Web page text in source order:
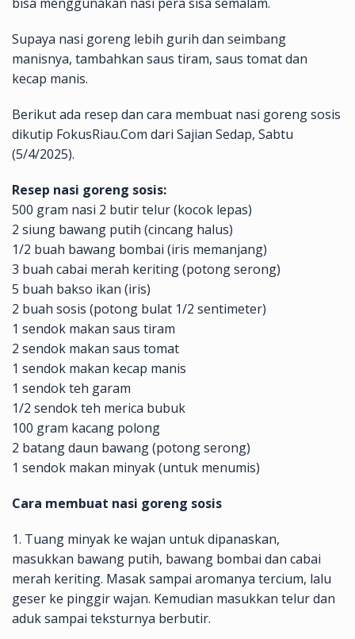
Supaya nasi goreng lebih gurih dan seimbang
manisnya, tambahkan saus tiram, saus tomat dan
kecap manis.
Berikut ada resep dan cara membuat nasi goreng sosis
dikutip FokusRiau.Com dari Sajian Sedap, Sabtu
(5/4/2025).
Resep nasi goreng sosis:
500 gram nasi 2 butir telur (kocok lepas)
2 siung bawang putih (cincang halus)
1/2 buah bawang bombai (iris memanjang)
3 buah cabai merah keriting (potong serong)
5 buah bakso ikan (iris)
2 buah sosis (potong bulat 1/2 sentimeter)
1 sendok makan saus tiram
2 sendok makan saus tomat
1 sendok makan kecap manis
1 sendok teh garam
1/2 sendok teh merica bubuk
100 gram kacang polong
2 batang daun bawang (potong serong)
1 sendok makan minyak (untuk menumis)
Cara membuat nasi goreng sosis
1. Tuang minyak ke wajan untuk dipanaskan,
masukkan bawang putih, bawang bombai dan cabai
merah keriting. Masak sampai aromanya tercium, lalu
geser ke pinggir wajan. Kemudian masukkan telur dan
aduk sampai teksturnya berbutir.